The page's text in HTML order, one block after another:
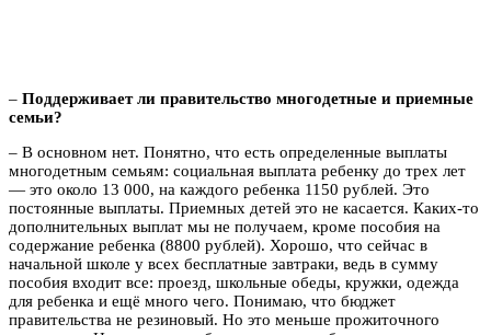
– Поддерживает ли правительство многодетные и приемные
семьи?
– В основном нет. Понятно, что есть определенные выплаты
многодетным семьям: социальная выплата ребенку до трех лет
— это около 13 000, на каждого ребенка 1150 рублей. Это
постоянные выплаты. Приемных детей это не касается. Каких-то
дополнительных выплат мы не получаем, кроме пособия на
содержание ребенка (8800 рублей). Хорошо, что сейчас в
начальной школе у всех бесплатные завтраки, ведь в сумму
пособия входит все: проезд, школьные обеды, кружки, одежда
для ребенка и ещё много чего. Понимаю, что бюджет
правительства не резиновый. Но это меньше прожиточного